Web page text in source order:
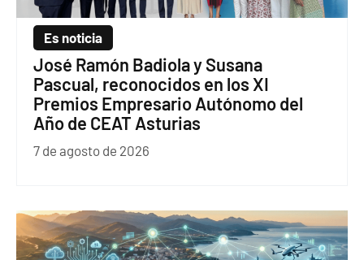
Es noticia
José Ramón Badiola y Susana
Pascual, reconocidos en los XI
Premios Empresario Autónomo del
Año de CEAT Asturias
7 de agosto de 2026